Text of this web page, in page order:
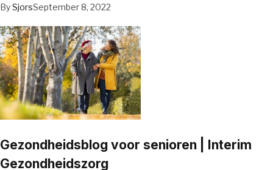
BySjorsSeptember 8, 2022
Gezondheidsblog voor senioren | Interim
Gezondheidszorg